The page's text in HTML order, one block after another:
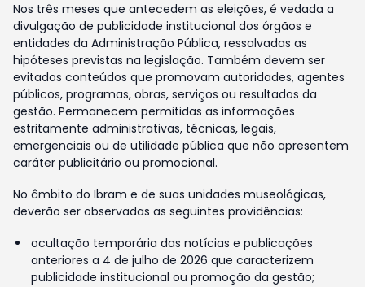
Nos três meses que antecedem as eleições, é vedada a
divulgação de publicidade institucional dos órgãos e
entidades da Administração Pública, ressalvadas as
hipóteses previstas na legislação. Também devem ser
evitados conteúdos que promovam autoridades, agentes
públicos, programas, obras, serviços ou resultados da
gestão. Permanecem permitidas as informações
estritamente administrativas, técnicas, legais,
emergenciais ou de utilidade pública que não apresentem
caráter publicitário ou promocional.
No âmbito do Ibram e de suas unidades museológicas,
deverão ser observadas as seguintes providências:
ocultação temporária das notícias e publicações
anteriores a 4 de julho de 2026 que caracterizem
publicidade institucional ou promoção da gestão;